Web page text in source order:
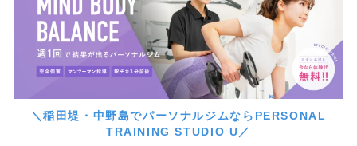
＼稲田堤・中野島でパーソナルジムならPERSONAL
TRAINING STUDIO U／